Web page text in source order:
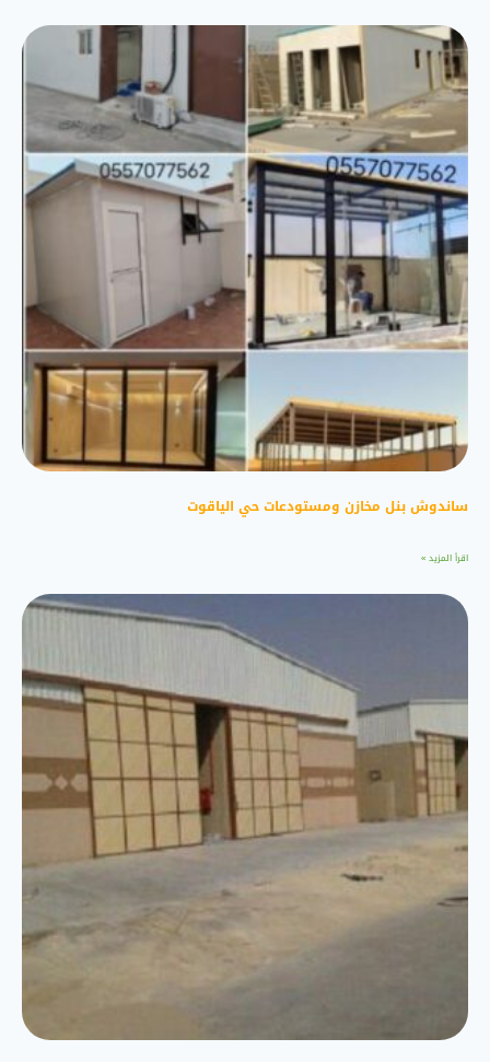
ساندوش بنل مخازن ومستودعات حي الياقوت
اقرأ المزيد »